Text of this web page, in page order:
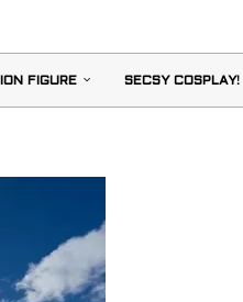
FIGURE SECSY COSPLAY!